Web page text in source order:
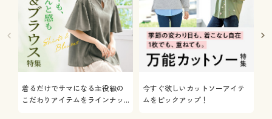
着るだけでサマになる主役級の
こだわりアイテムをラインナッ
今すぐ欲しいカットソーアイテ
ムをピックアップ！